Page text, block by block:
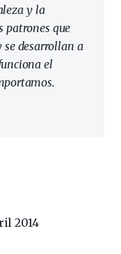
y la
patrones que
se desarrollan a
el
2014